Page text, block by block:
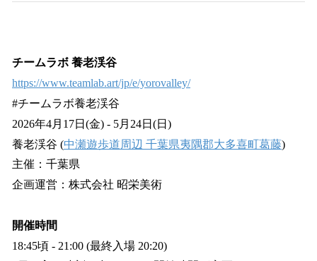
チームラボ 養老渓谷
https://www.teamlab.art/jp/e/yorovalley/
#チームラボ養老渓谷
2026年4月17日(金) - 5月24日(日)
養老渓谷 (中瀬遊歩道周辺 千葉県夷隅郡大多喜町葛藤)
主催：千葉県
企画運営：株式会社 昭栄美術
開催時間
18:45頃 - 21:00 (最終入場 20:20)